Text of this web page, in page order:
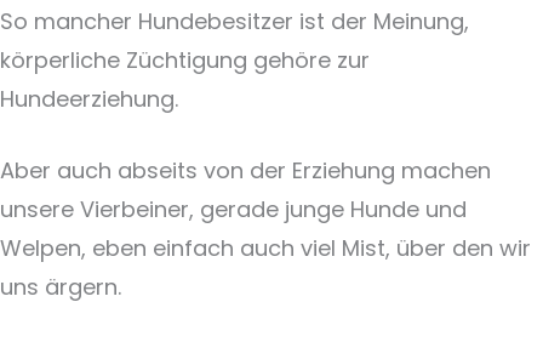
So mancher Hundebesitzer ist der Meinung,
körperliche Züchtigung gehöre zur
Hundeerziehung.
Aber auch abseits von der Erziehung machen
unsere Vierbeiner, gerade junge Hunde und
Welpen, eben einfach auch viel Mist, über den wir
uns ärgern.